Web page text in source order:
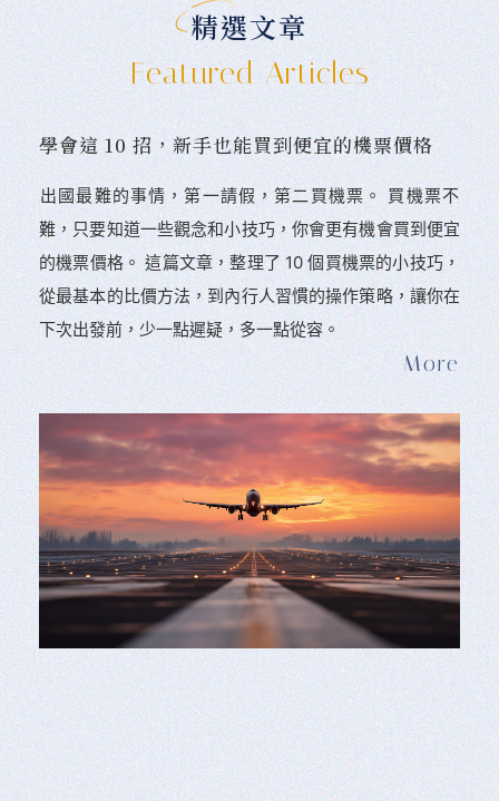
精選文章
Featured Articles
學會這 10 招，新手也能買到便宜的機票價格
󠀠出國最難的事情，第一請假，第二買機票。 󠀠買機票不
難，只要知道一些觀念和小技巧，你會更有機會買到便宜
的機票價格。 這篇文章，整理了 10 個買機票的小技巧，
從最基本的比價方法，到內行人習慣的操作策略，讓你在
下次出發前，少一點遲疑，多一點從容。